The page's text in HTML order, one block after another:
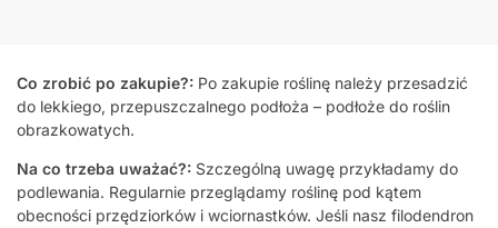
Co zrobić po zakupie?: Po zakupie roślinę należy przesadzić
do lekkiego, przepuszczalnego podłoża – podłoże do roślin
obrazkowatych.
Na co trzeba uważać?: Szczególną uwagę przykładamy do
podlewania. Regularnie przeglądamy roślinę pod kątem
obecności przędziorków i wciornastków. Jeśli nasz filodendron